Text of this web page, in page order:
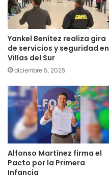
Yankel Benítez realiza gira
de servicios y seguridad en
Villas del Sur
diciembre 5, 2025
Alfonso Martínez firma el
Pacto por la Primera
Infancia